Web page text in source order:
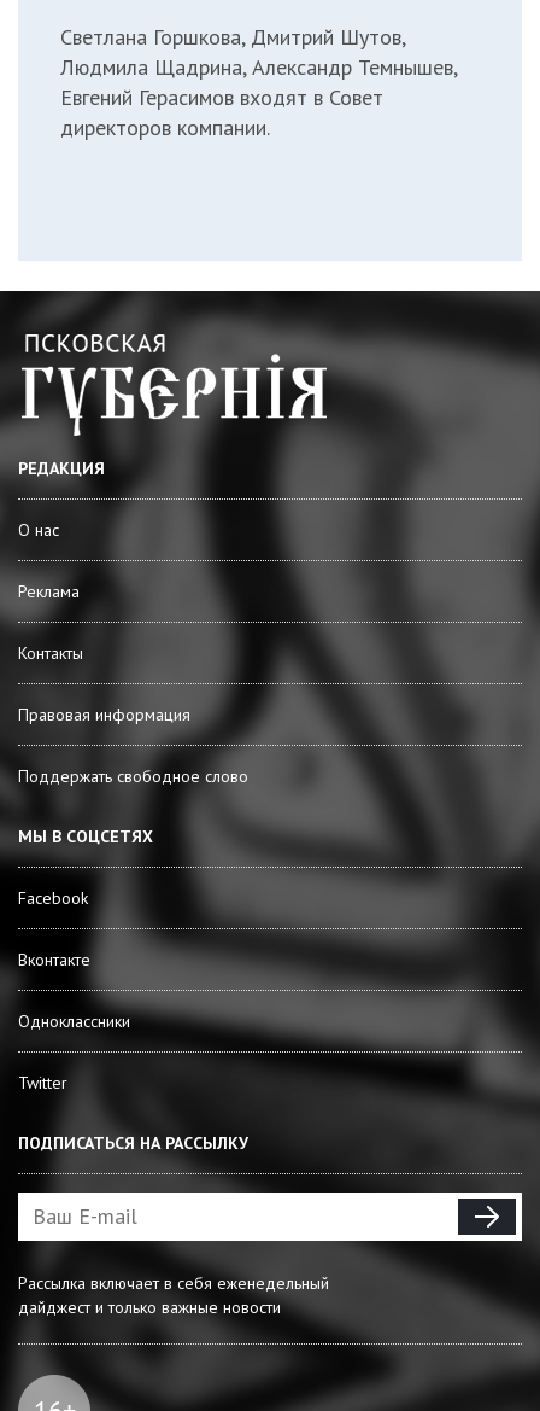
Светлана Горшкова, Дмитрий Шутов,
Людмила Щадрина, Александр Темнышев,
Евгений Герасимов входят в Совет
директоров компании.
РЕДАКЦИЯ
О нас
Реклама
Контакты
Правовая информация
Поддержать свободное слово
МЫ В СОЦСЕТЯХ
Facebook
Вконтакте
Одноклассники
Twitter
ПОДПИСАТЬСЯ НА РАССЫЛКУ
Рассылка включает в себя еженедельный
дайджест и только важные новости